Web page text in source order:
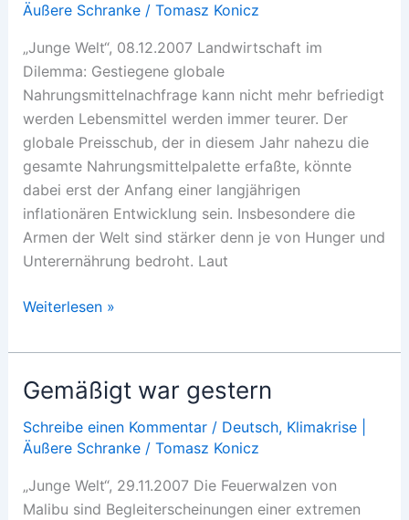
Äußere Schranke/ Tomasz Konicz
„Junge Welt“, 08.12.2007 Landwirtschaft im
Dilemma: Gestiegene globale
Nahrungsmittelnachfrage kann nicht mehr befriedigt
werden Lebensmittel werden immer teurer. Der
globale Preisschub, der in diesem Jahr nahezu die
gesamte Nahrungsmittelpalette erfaßte, könnte
dabei erst der Anfang einer langjährigen
inflationären Entwicklung sein. Insbesondere die
Armen der Welt sind stärker denn je von Hunger und
Unterernährung bedroht. Laut
Biosprit
Brot
Weiterlesen »
Gemäßigt war gestern
Schreibe einen Kommentar / Deutsch, Klimakrise |
Äußere Schranke/ Tomasz Konicz
„Junge Welt“, 29.11.2007 Die Feuerwalzen von
Malibu sind Begleiterscheinungen einer extremen